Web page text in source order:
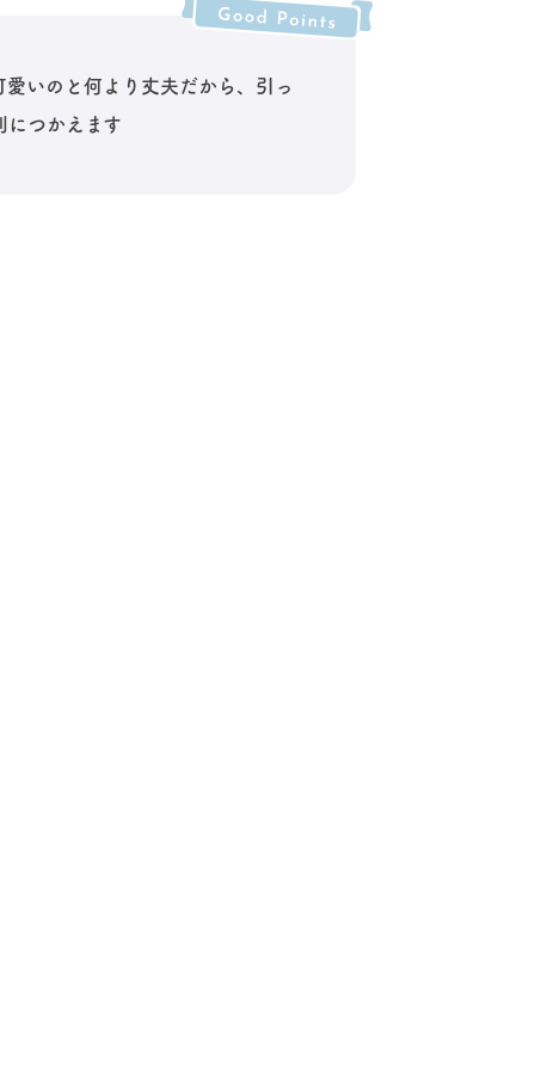
いのと何より丈夫だから、引っ
につかえます